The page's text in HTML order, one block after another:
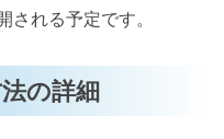
される予定です。
の詳細